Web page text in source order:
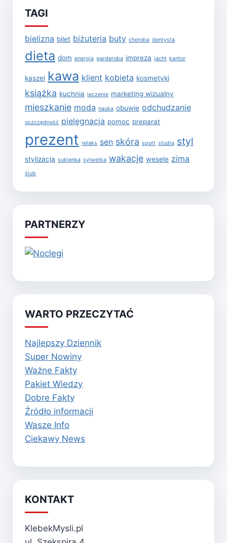
TAGI
bielizna bilet biżuteria buty choroba dentysta
dieta dom energia garderoba impreza jacht kantor
kaszel kawa klient kobieta kosmetyki
książka kuchnia leczenie marketing wizualny
mieszkanie moda nauka obuwie odchudzanie
oszczędność pielęgnacja pomoc preparat
prezent relaks sen skóra sport studia styl
stylizacja sukienka sylwetka wakacje wesele zima
ślub
PARTNERZY
WARTO PRZECZYTAĆ
Najlepszy Dziennik
Super Nowiny
Ważne Fakty
Pakiet Wiedzy
Dobre Fakty
Źródło informacji
Wasze Info
Ciekawy News
KONTAKT
KlebekMysli.pl